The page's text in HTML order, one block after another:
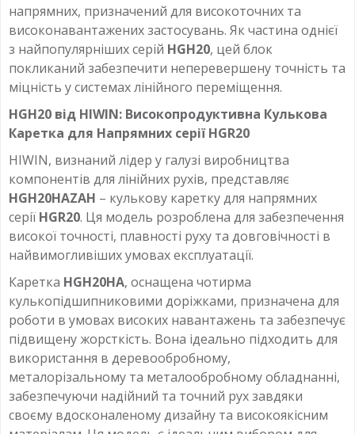
HGR20R_H
напрямних, призначений для високоточних та
високонавантажених застосувань. Як частина однієї
з найпопулярніших серій HGH20, цей блок
покликаний забезпечити неперевершену точність та
міцність у системах лінійного переміщення.
HGH20 від HIWIN: Високопродуктивна Кулькова
Каретка для Напрямних серії HGR20
HIWIN, визнаний лідер у галузі виробництва
компонентів для лінійних рухів, представляє
HGH20HAZAH – кулькову каретку для напрямних
серії HGR20. Ця модель розроблена для забезпечення
високої точності, плавності руху та довговічності в
найвимогливіших умовах експлуатації.
Каретка HGH20HA, оснащена чотирма
кулькопідшипниковими доріжками, призначена для
роботи в умовах високих навантажень та забезпечує
підвищену жорсткість. Вона ідеально підходить для
використання в деревообробному,
металорізальному та металообробному обладнанні,
забезпечуючи надійний та точний рух завдяки
своєму вдосконаленому дизайну та високоякісним